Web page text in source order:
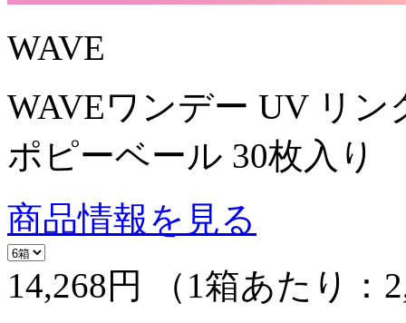
WAVE
WAVEワンデー UV リ
ポピーベール 30枚入り
商品情報を見る
14,268円
（1箱あたり：